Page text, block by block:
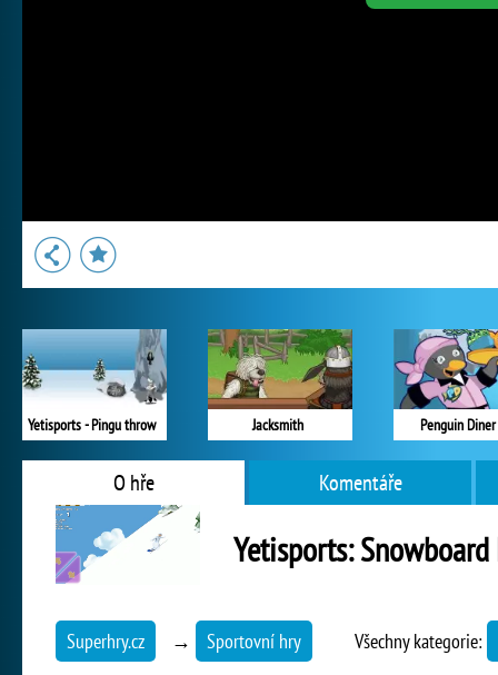
Yetisports - Pingu throw Jacksmith Penguin
O hře Komentáře
Yetisports:
Superhry.cz → Sportovní hry Všechny kategorie: